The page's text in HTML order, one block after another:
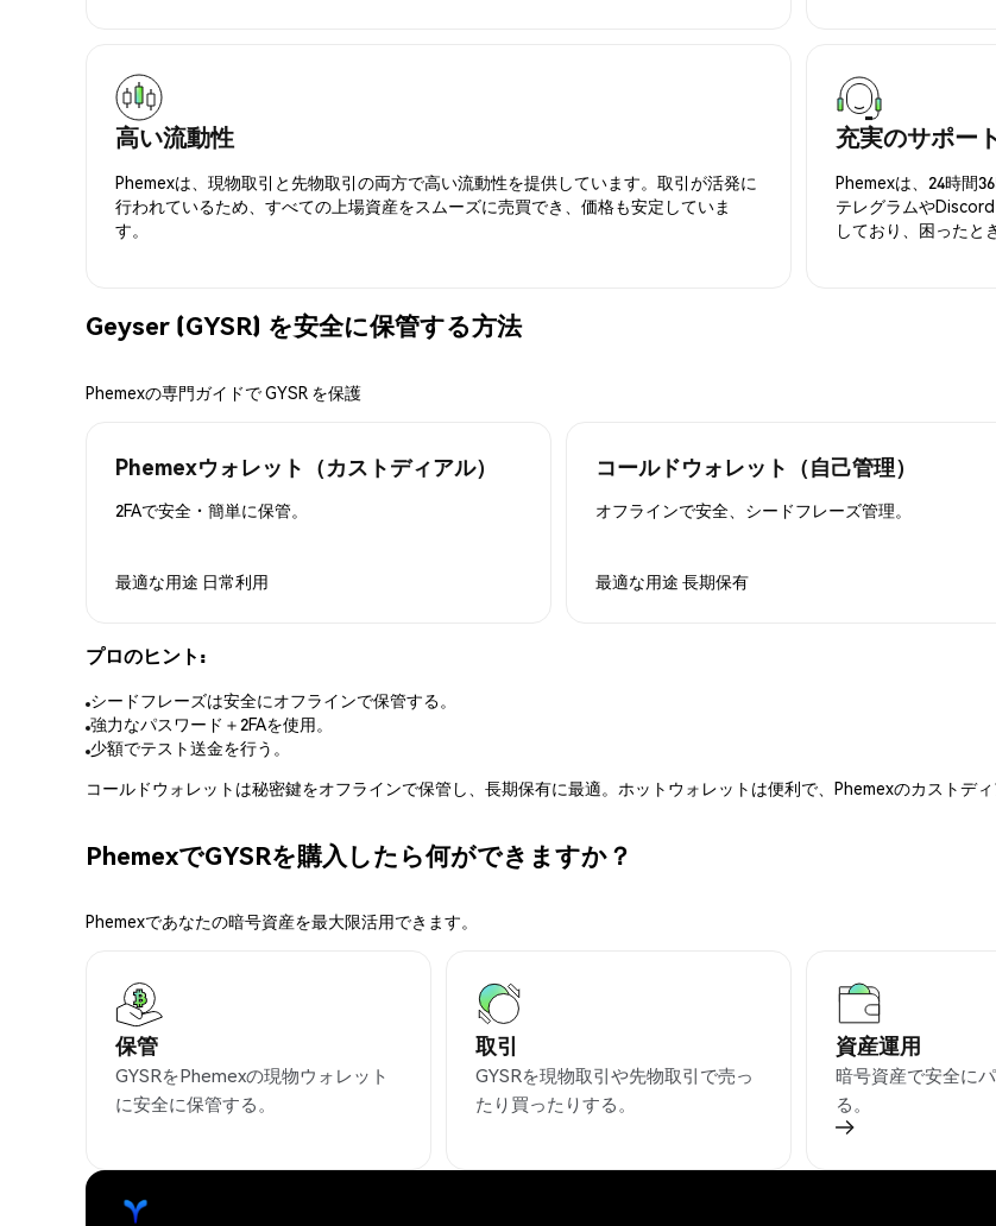
高い流動性
Phemexは、現物取引と先物取引の両方で高い流動性を提供しています。取引が活発に
行われているため、すべての上場資産をスムーズに売買でき、価格も安定していま
す。
充実のサポー
Phemexは、24時間
テレグラムや
しており、困ったと
Geyser (GYSR) を安全に保管する方法
Phemexの専門ガイドで GYSR を保護
Phemexウォレット（カストディアル）
2FAで安全・簡単に保管。
最適な用途 日常利用
コールドウォレット（自己管理）
オフラインで安全、シードフレーズ管理。
最適な用途 長期保有
プロのヒント:
シードフレーズは安全にオフラインで保管する。
強力なパスワード＋2FAを使用。
少額でテスト送金を行う。
コールドウォレットは秘密鍵をオフラインで保管し、長期保有に最適。ホットウォレットは便利で、Phemexのカストデ
PhemexでGYSRを購入したら何ができますか？
Phemexであなたの暗号資産を最大限活用できます。
保管
GYSRをPhemexの現物ウォレット
に安全に保管する。
取引
GYSRを現物取引や先物取引で売っ
たり買ったりする。
資産運用
暗号資産で安全に
る。